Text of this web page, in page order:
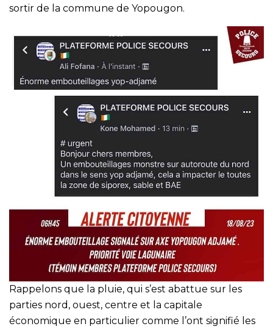
sortir de la commune de Yopougon.
Rappelons que la pluie, qui s’est abattue sur les
parties nord, ouest, centre et la capitale
économique en particulier comme l’ont signifié les